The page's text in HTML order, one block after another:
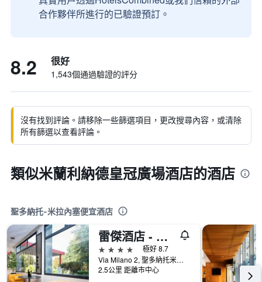
合作夥伴所進行的已驗證預訂。
8.2 很好
1,543個通過驗證的評分
沒有找到評論。請移除一些篩選項目，更改搜尋內容，或清除
所有篩選以查看評論。
類似米蘭利納德皇冠廣場酒店的酒店
聖多納托-米拉內塞便宜酒店
雷傑酒店 - 聖多納托米拉內塞
4星級
極好 8.7
Via Milano 2, 聖多納托米蘭, 米蘭, 義大利
2.5公里 距離市中心